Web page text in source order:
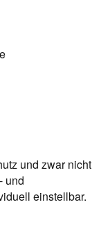
und zwar nicht
und
einstellbar.